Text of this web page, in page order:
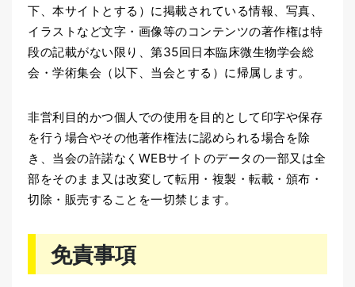
下、本サイトとする）に掲載されている情報、写真、
イラストなど文字・画像等のコンテンツの著作権は特
段の記載がない限り、第35回日本臨床微生物学会総
会・学術集会（以下、当会とする）に帰属します。
非営利目的かつ個人での使用を目的として印字や保存
を行う場合やその他著作権法に認められる場合を除
き、当会の許諾なくWEBサイトのデータの一部又は全
部をそのまま又は改変して転用・複製・転載・頒布・
切除・販売することを一切禁じます。
免責事項